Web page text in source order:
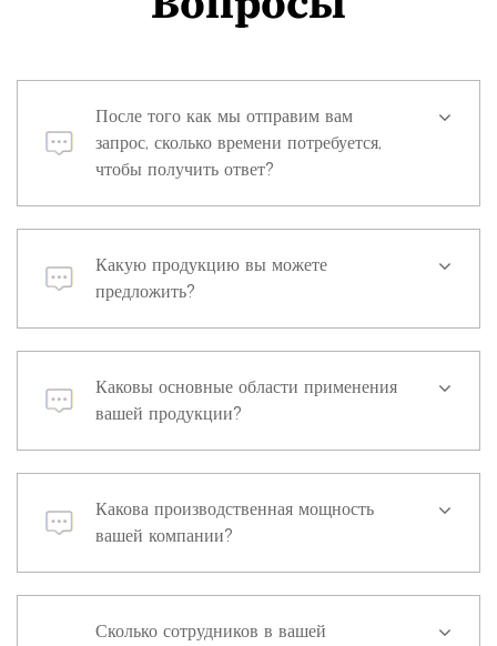
После того как мы отправим вам
запрос, сколько времени потребуется,
чтобы получить ответ?
Какую продукцию вы можете
предложить?
Каковы основные области применения
вашей продукции?
Какова производственная мощность
вашей компании?
Сколько сотрудников в вашей